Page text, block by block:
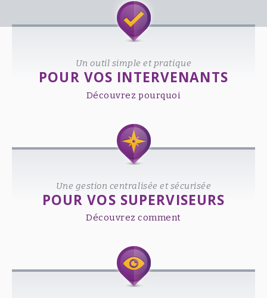
Un outil simple et pratique
POUR VOS INTERVENANTS
Découvrez pourquoi
Une gestion centralisée et sécurisée
POUR VOS SUPERVISEURS
Découvrez comment